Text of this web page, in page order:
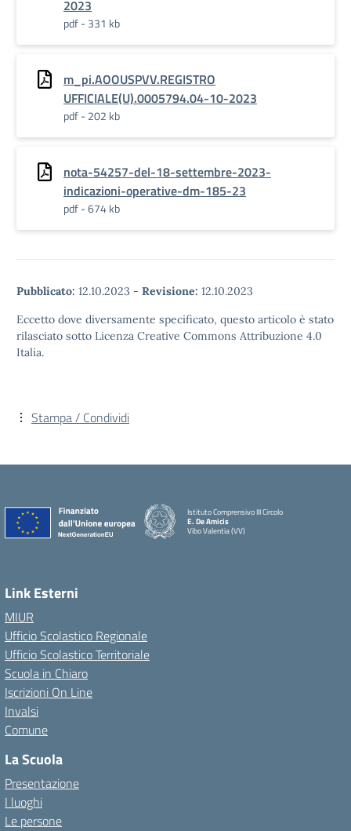
2023
pdf - 331 kb
m_pi.AOOUSPVV.REGISTRO
UFFICIALE(U).0005794.04-10-2023
pdf - 202 kb
nota-54257-del-18-settembre-2023-
indicazioni-operative-dm-185-23
pdf - 674 kb
Pubblicato: 12.10.2023 - Revisione: 12.10.2023
Eccetto dove diversamente specificato, questo articolo è stato
rilasciato sotto Licenza Creative Commons Attribuzione 4.0
Italia.
Stampa / Condividi
Istituto Comprensivo III Circolo
E. De Amicis
Vibo Valentia (VV)
Link Esterni
MIUR
Ufficio Scolastico Regionale
Ufficio Scolastico Territoriale
Scuola in Chiaro
Iscrizioni On Line
Invalsi
Comune
La Scuola
Presentazione
I luoghi
Le persone